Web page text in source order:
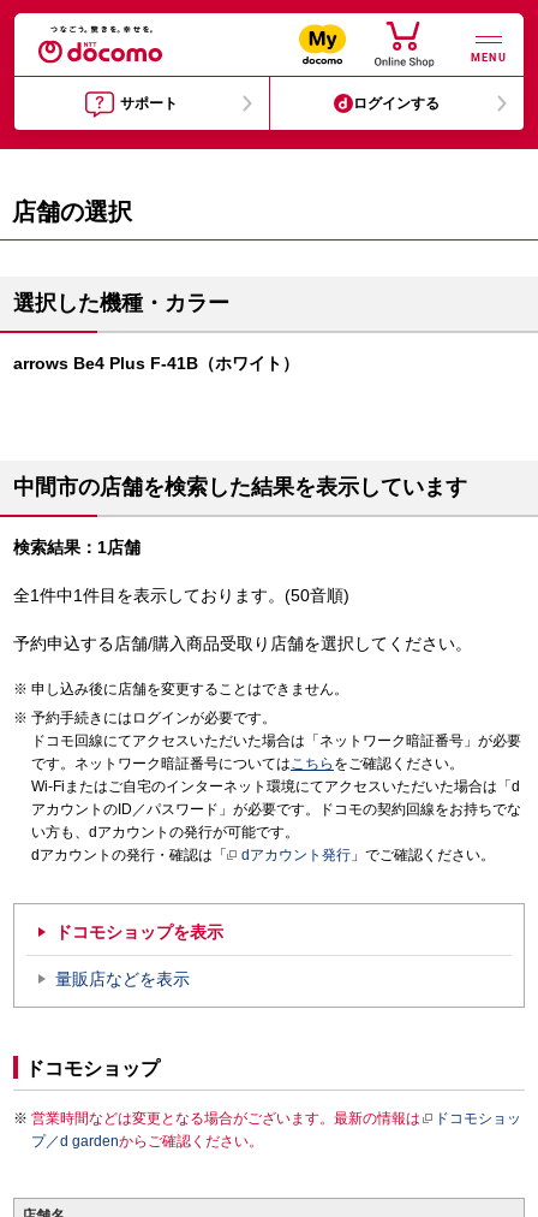
MENU
サポート ログインする
店舗の選択
選択した機種・カラー
arrows Be4 Plus F-41B（ホワイト）
中間市の店舗を検索した結果を表示しています
検索結果：1店舗
全1件中1件目を表示しております。(50音順)
予約申込する店舗/購入商品受取り店舗を選択してください。
申し込み後に店舗を変更することはできません。
予約手続きにはログインが必要です。
ドコモ回線にてアクセスいただいた場合は「ネットワーク暗証番号」が必要
です。ネットワーク暗証番号についてはこちら をご確認ください。
Wi-Fiまたはご自宅のインターネット環境にてアクセスいただいた場合は「d
アカウントのID／パスワード」が必要です。ドコモの契約回線をお持ちでな
い方も、dアカウントの発行が可能です。
dアカウントの発行・確認は「
dアカウント発行 」でご確認ください。
ドコモショップを表示
量販店などを表示
ドコモショップ
営業時間などは変更となる場合がございます。最新の情報は
ドコモショッ
プ／d gardenからご確認ください。